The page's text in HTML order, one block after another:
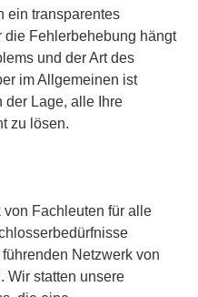
ein transparentes
die Fehlerbehebung hängt
und der Art des
im Allgemeinen ist
der Lage, alle Ihre
zu lösen.
Fachleuten für alle
Netzwerk von
Wir statten unsere